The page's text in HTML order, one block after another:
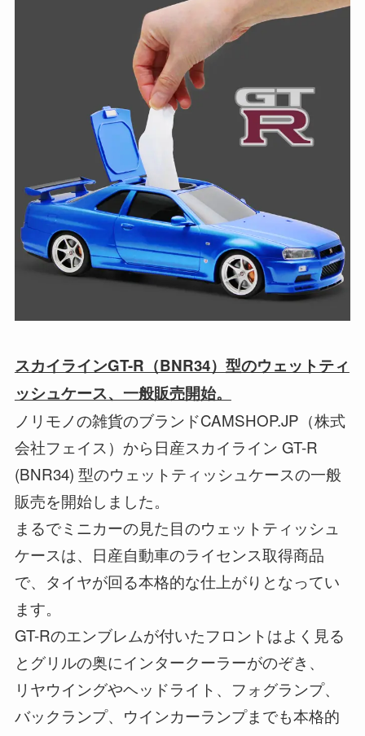
スカイラインGT-R（BNR34）型のウェットティ
ッシュケース、一般販売開始。
ノリモノの雑貨のブランドCAMSHOP.JP（株式
会社フェイス）から日産スカイライン GT-R
(BNR34) 型のウェットティッシュケースの一般
販売を開始しました。
まるでミニカーの見た目のウェットティッシュ
ケースは、日産自動車のライセンス取得商品
で、タイヤが回る本格的な仕上がりとなってい
ます。
GT-Rのエンブレムが付いたフロントはよく見る
とグリルの奥にインタークーラーがのぞき、
リヤウイングやヘッドライト、フォグランプ、
バックランプ、ウインカーランプまでも本格的